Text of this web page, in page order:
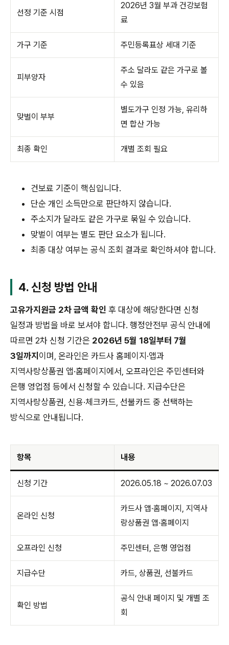
선정 기준 시점
2026년 3월 부과 건강보험
료
가구 기준 주민등록표상 세대 기준
피부양자
주소 달라도 같은 가구로 볼
수 있음
맞벌이 부부
별도가구 인정 가능, 유리하
면 합산 가능
최종 확인 개별 조회 필요
건보료 기준이 핵심입니다.
단순 개인 소득만으로 판단하지 않습니다.
주소지가 달라도 같은 가구로 묶일 수 있습니다.
맞벌이 여부는 별도 판단 요소가 됩니다.
최종 대상 여부는 공식 조회 결과로 확인하셔야 합니다.
4. 신청 방법 안내
고유가지원금 2차 금액 확인 후 대상에 해당한다면 신청
일정과 방법을 바로 보셔야 합니다. 행정안전부 공식 안내에
따르면 2차 신청 기간은 2026년 5월 18일부터 7월
3일까지 이며, 온라인은 카드사 홈페이지·앱과
지역사랑상품권 앱·홈페이지에서, 오프라인은 주민센터와
은행 영업점 등에서 신청할 수 있습니다. 지급수단은
지역사랑상품권, 신용·체크카드, 선불카드 중 선택하는
방식으로 안내됩니다.
항목 내용
신청 기간 2026.05.18 ~ 2026.07.03
온라인 신청
카드사 앱·홈페이지, 지역사
랑상품권 앱·홈페이지
오프라인 신청 주민센터, 은행 영업점
지급수단 카드, 상품권, 선불카드
확인 방법
공식 안내 페이지 및 개별 조
회